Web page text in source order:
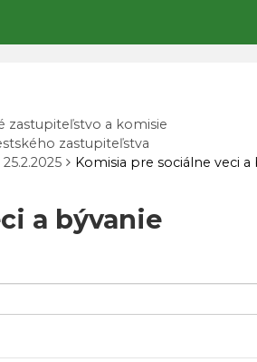
zastupiteľstvo a komisie
zastupiteľstva
Komisia pre sociálne veci a
a bývanie